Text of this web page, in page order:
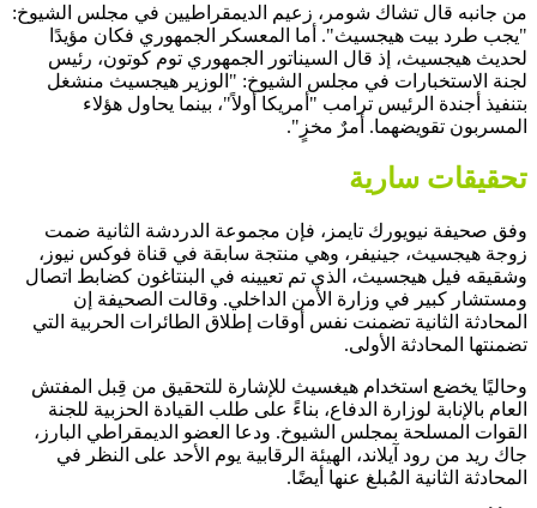
من جانبه قال تشاك شومر، زعيم الديمقراطيين في مجلس الشيوخ:
"يجب طرد بيت هيجسيث". أما المعسكر الجمهوري فكان مؤيدًا
لحديث هيجسيث، إذ قال السيناتور الجمهوري توم كوتون، رئيس
لجنة الاستخبارات في مجلس الشيوخ: "الوزير هيجسيث منشغل
بتنفيذ أجندة الرئيس ترامب "أمريكا أولاً"، بينما يحاول هؤلاء
المسربون تقويضهما. أمرٌ مخزٍ".
تحقيقات سارية
وفق صحيفة نيويورك تايمز، فإن مجموعة الدردشة الثانية ضمت
زوجة هيجسيث، جينيفر، وهي منتجة سابقة في قناة فوكس نيوز،
وشقيقه فيل هيجسيث، الذي تم تعيينه في البنتاغون كضابط اتصال
ومستشار كبير في وزارة الأمن الداخلي. وقالت الصحيفة إن
المحادثة الثانية تضمنت نفس أوقات إطلاق الطائرات الحربية التي
تضمنتها المحادثة الأولى.
وحاليًا يخضع استخدام هيغسيث للإشارة للتحقيق من قِبل المفتش
العام بالإنابة لوزارة الدفاع، بناءً على طلب القيادة الحزبية للجنة
القوات المسلحة بمجلس الشيوخ. ودعا العضو الديمقراطي البارز،
جاك ريد من رود آيلاند، الهيئة الرقابية يوم الأحد على النظر في
المحادثة الثانية المُبلغ عنها أيضًا.